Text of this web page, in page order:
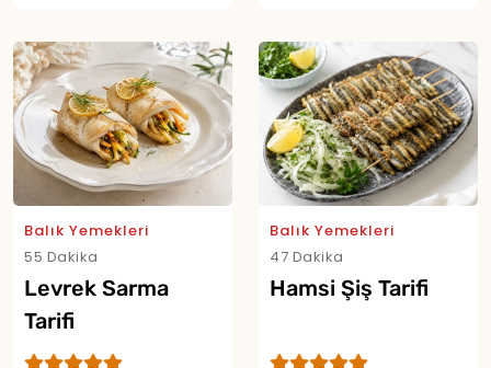
Balık Yemekleri
55 Dakika
Levrek Sarma
Tarifi
Balık Yemekleri
47 Dakika
Hamsi Şiş Tarifi